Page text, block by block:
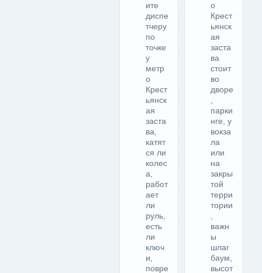
ите
диспе
тчеру
по
точке
у
метр
о
Крест
ьянск
ая
заста
ва,
катят
ся ли
колес
а,
работ
ает
ли
руль,
есть
ли
ключ
и,
повре
о
Крест
ьянск
ая
заста
ва
стоит
во
дворе
парки
нге, у
вокза
ла
или
на
закры
той
терри
тории
важн
ы
шлаг
баум,
высот